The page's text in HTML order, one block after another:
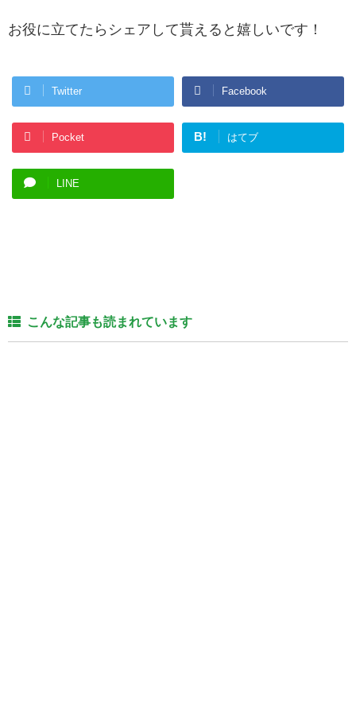
お役に立てたらシェアして貰えると嬉しいです！
Twitter Facebook
Pocket B! はてブ
LINE
こんな記事も読まれています